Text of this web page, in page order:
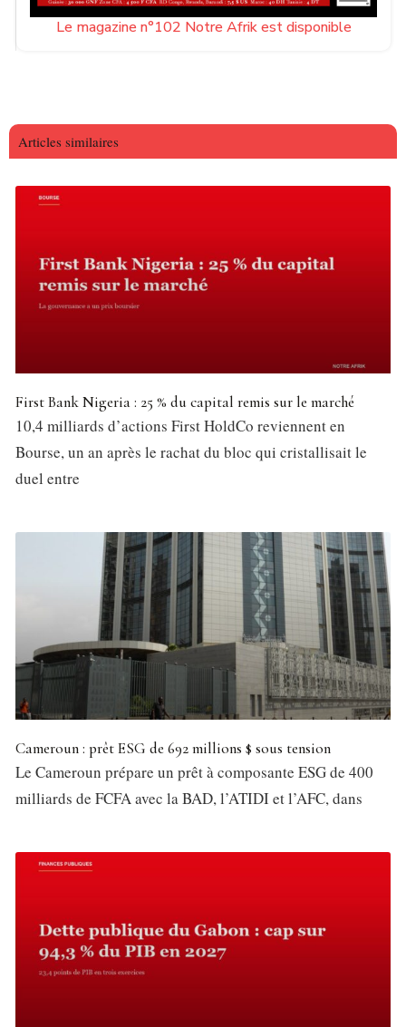
Le magazine n°102 Notre Afrik est disponible
Articles similaires
First Bank Nigeria : 25 % du capital remis sur le marché
10,4 milliards d’actions First HoldCo reviennent en
Bourse, un an après le rachat du bloc qui cristallisait le
duel entre
Cameroun : prêt ESG de 692 millions $ sous tension
Le Cameroun prépare un prêt à composante ESG de 400
milliards de FCFA avec la BAD, l’ATIDI et l’AFC, dans